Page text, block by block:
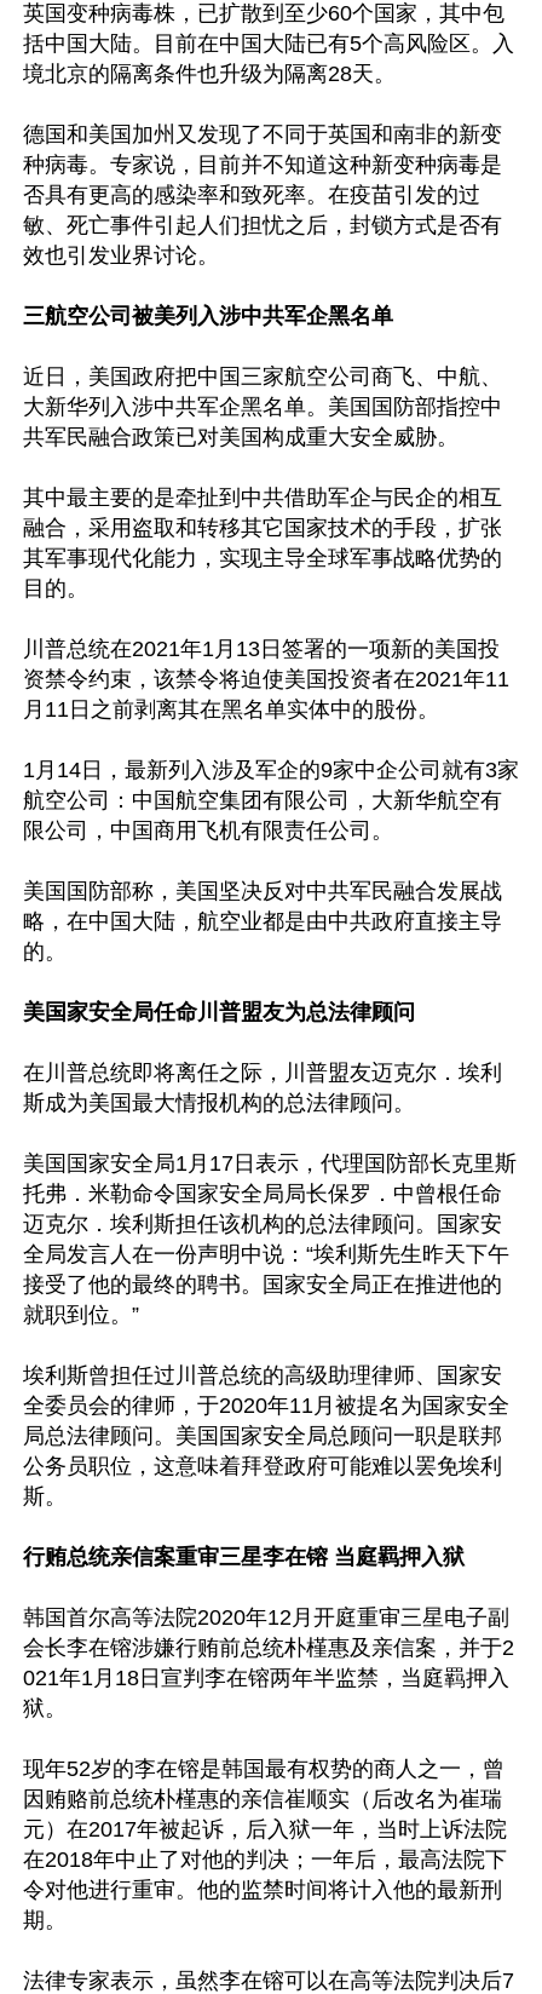
英国变种病毒株，已扩散到至少60个国家，其中包
括中国大陆。目前在中国大陆已有5个高风险区。入
境北京的隔离条件也升级为隔离28天。
德国和美国加州又发现了不同于英国和南非的新变
种病毒。专家说，目前并不知道这种新变种病毒是
否具有更高的感染率和致死率。在疫苗引发的过
敏、死亡事件引起人们担忧之后，封锁方式是否有
效也引发业界讨论。
三航空公司被美列入涉中共军企黑名单
近日，美国政府把中国三家航空公司商飞、中航、
大新华列入涉中共军企黑名单。美国国防部指控中
共军民融合政策已对美国构成重大安全威胁。
其中最主要的是牵扯到中共借助军企与民企的相互
融合，采用盗取和转移其它国家技术的手段，扩张
其军事现代化能力，实现主导全球军事战略优势的
目的。
川普总统在2021年1月13日签署的一项新的美国投
资禁令约束，该禁令将迫使美国投资者在2021年11
月11日之前剥离其在黑名单实体中的股份。
1月14日，最新列入涉及军企的9家中企公司就有3家
航空公司：中国航空集团有限公司，大新华航空有
限公司，中国商用飞机有限责任公司。
美国国防部称，美国坚决反对中共军民融合发展战
略，在中国大陆，航空业都是由中共政府直接主导
的。
美国家安全局任命川普盟友为总法律顾问
在川普总统即将离任之际，川普盟友迈克尔．埃利
斯成为美国最大情报机构的总法律顾问。
美国国家安全局1月17日表示，代理国防部长克里斯
托弗．米勒命令国家安全局局长保罗．中曾根任命
迈克尔．埃利斯担任该机构的总法律顾问。国家安
全局发言人在一份声明中说：“埃利斯先生昨天下午
接受了他的最终的聘书。国家安全局正在推进他的
就职到位。”
埃利斯曾担任过川普总统的高级助理律师、国家安
全委员会的律师，于2020年11月被提名为国家安全
局总法律顾问。美国国家安全局总顾问一职是联邦
公务员职位，这意味着拜登政府可能难以罢免埃利
斯。
行贿总统亲信案重审三星李在镕 当庭羁押入狱
韩国首尔高等法院2020年12月开庭重审三星电子副
会长李在镕涉嫌行贿前总统朴槿惠及亲信案，并于2
021年1月18日宣判李在镕两年半监禁，当庭羁押入
狱。
现年52岁的李在镕是韩国最有权势的商人之一，曾
因贿赂前总统朴槿惠的亲信崔顺实（后改名为崔瑞
元）在2017年被起诉，后入狱一年，当时上诉法院
在2018年中止了对他的判决；一年后，最高法院下
令对他进行重审。他的监禁时间将计入他的最新刑
期。
法律专家表示，虽然李在镕可以在高等法院判决后7